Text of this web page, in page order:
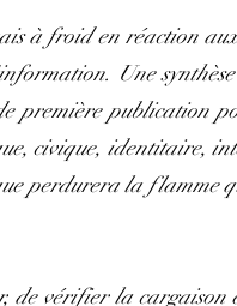
à froid en réaction
Une
première publication
civique, identitaire,
perdurera la flamme
de vérifier la